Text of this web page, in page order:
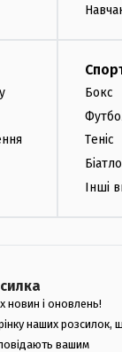
Бокс
Теніс
Інші
новин і оновлень!
наших розсилок,
вашим